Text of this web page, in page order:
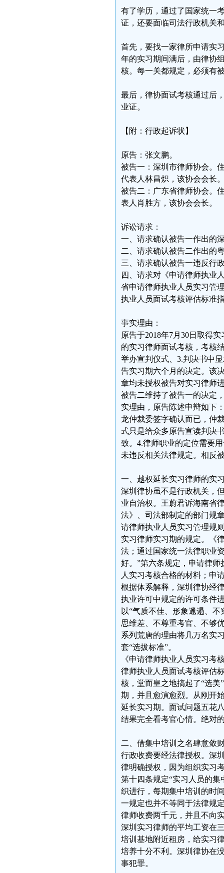
有了学历，通过了国家统一
证，还要面临司法行政机关
首先，要找一家律所申请实
年的实习期间满后，由律协
核。每一关都规定，必须有
最后，律协面试考核通过后
业证。
【附：行政起诉状】
原告：张文鹏。
被告一：深圳市律师协会。
代表人林昌炽，该协会会长
被告二：广东省律师协会。
表人肖胜方，该协会会长。
诉讼请求：
一、请求确认被告一作出的
二、请求确认被告二作出的
三、请求确认被告一违反行
四、请求对《申请律师执业
省申请律师执业人员实习管
执业人员面试考核评估标准
事实理由：
原告于2018年7月30日取得
的实习律师面试考核，考核
举办宣判仪式、3.判决书中
告实习期六个月的决定。该
章均未授权被告对实习律师
被告二维持了被告一的决定
实理由，原告陈述申辩如下
龙仲裁委签字确认而已，仲
式只是给众多原告宣读判决
致。4.律师职业的定位需要
未违反相关法律规定。相反
一、越权延长实习律师的实
深圳律协虽不是行政机关，
业自治权。王蔚君诉海南省
法》、司法部制定的部门规
请律师执业人员实习管理规
实习律师实习期的规定。《
法；通过国家统一法律职业
好。”第六条规定，申请律
人实习考核合格的材料；申
根据体系解释，深圳律协经
执业许可中规定的许可条件
以“气质不佳、形象邋遢、
思维差、不尊重考官、不够
系列荒唐的理由将几万名实
套“选拔标准”。
《申请律师执业人员实习考
律师执业人员面试考核评估
核，堂而皇之地搞起了“选美
期，并且愈演愈烈。从刚开
延长实习期。面试问题五花
结果完全看考官心情。绝对
二、借集中培训之名肆意敛
行政收费要经法律授权。深
律明确授权，因为组织实习
第十四条规定“实习人员的
织进行，每期集中培训的时
一规定也并不等同于法律规
律师收费两千元，并且不向
深圳实习律师的平均工资在
培训基地附近租房，给实习
培养十分不利。深圳律协在
事犯罪。